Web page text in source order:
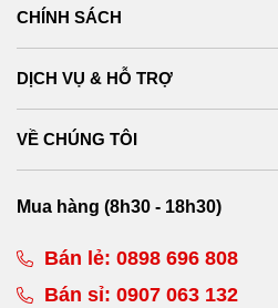
CHÍNH SÁCH
DỊCH VỤ & HỖ TRỢ
VỀ CHÚNG TÔI
Mua hàng (8h30 - 18h30)
Bán lẻ: 0898 696 808
Bán sỉ: 0907 063 132